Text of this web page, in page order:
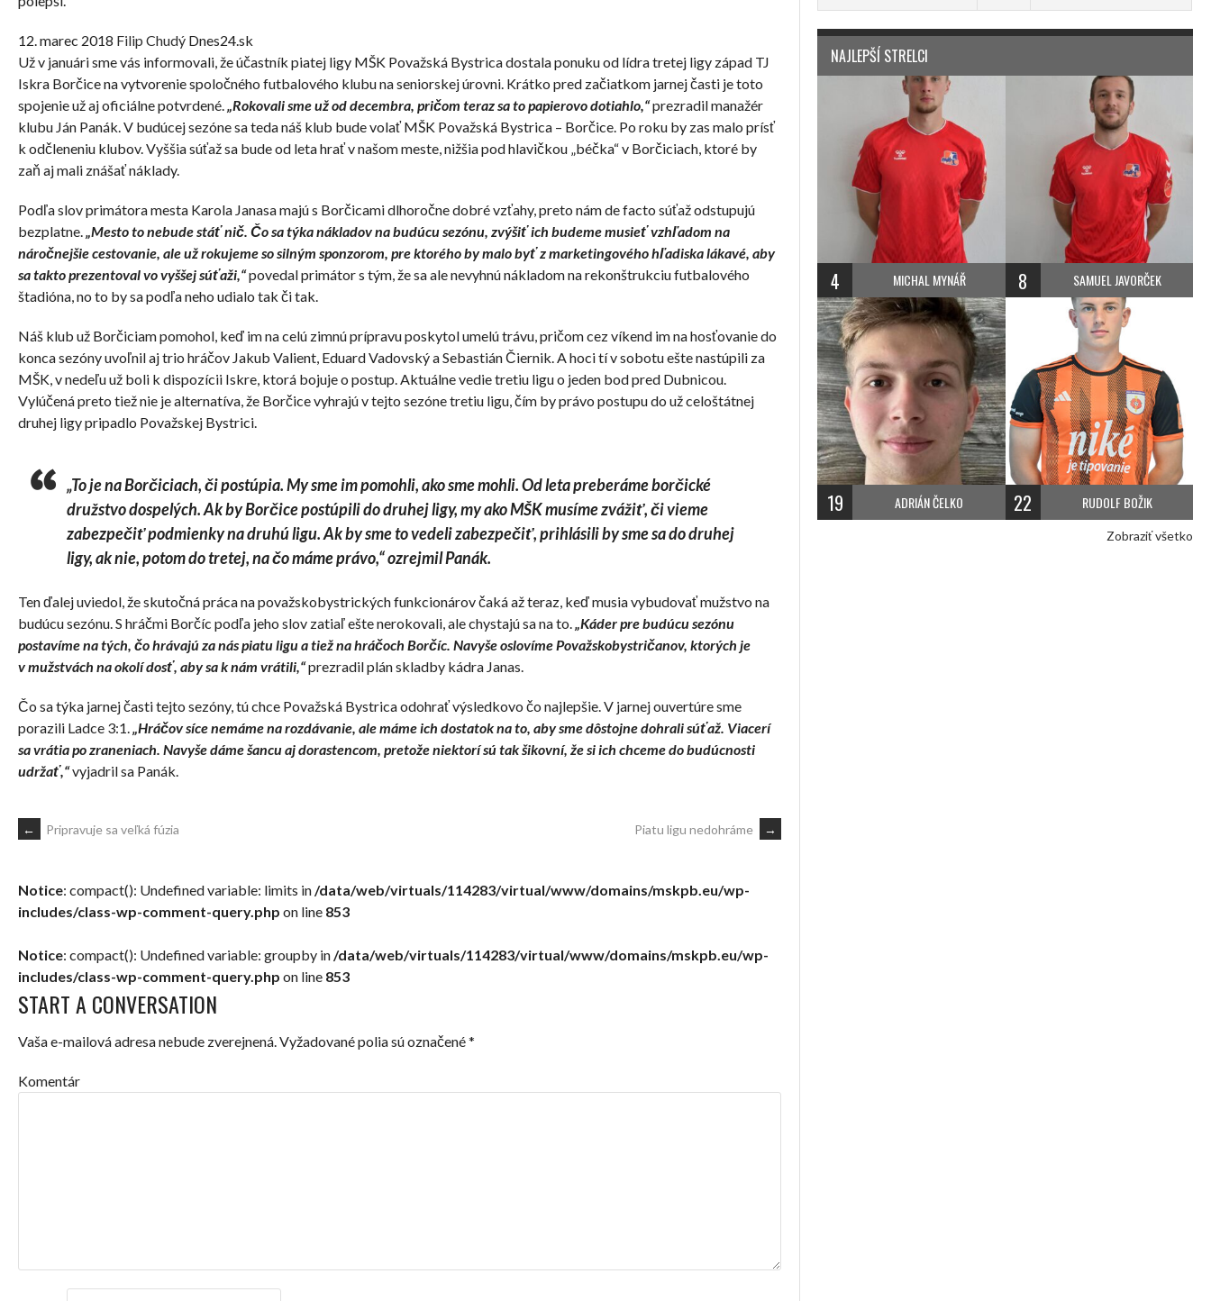
12. marec 2018 Filip Chudý Dnes24.sk
Už v januári sme vás informovali, že účastník piatej ligy MŠK Považská Bystrica dostala ponuku od lídra tretej ligy západ TJ
Iskra Borčice na vytvorenie spoločného futbalového klubu na seniorskej úrovni. Krátko pred začiatkom jarnej časti je toto
spojenie už aj oficiálne potvrdené.„Rokovali sme už od decembra, pričom teraz sa to papierovo dotiahlo,“prezradil manažér
klubu Ján Panák. V budúcej sezóne sa teda náš klub bude volať MŠK Považská Bystrica – Borčice. Po roku by zas malo prísť
k odčleneniu klubov. Vyššia súťaž sa bude od leta hrať v našom meste, nižšia pod hlavičkou „béčka“ v Borčiciach, ktoré by
zaň aj mali znášať náklady.
Podľa slov primátora mesta Karola Janasa majú s Borčicami dlhoročne dobré vzťahy, preto nám de facto súťaž odstupujú
bezplatne.„Mesto to nebude stáť nič. Čo sa týka nákladov na budúcu sezónu, zvýšiť ich budeme musieť vzhľadom na
náročnejšie cestovanie, ale už rokujeme so silným sponzorom, pre ktorého by malo byť z marketingového hľadiska lákavé, aby
sa takto prezentoval vo vyššej súťaži,“povedal primátor s tým, že sa ale nevyhnú nákladom na rekonštrukciu futbalového
štadióna, no to by sa podľa neho udialo tak či tak.
Náš klub už Borčiciam pomohol, keď im na celú zimnú prípravu poskytol umelú trávu, pričom cez víkend im na hosťovanie do
konca sezóny uvoľnil aj trio hráčov Jakub Valient, Eduard Vadovský a Sebastián Čiernik. A hoci tí v sobotu ešte nastúpili za
MŠK, v nedeľu už boli k dispozícii Iskre, ktorá bojuje o postup. Aktuálne vedie tretiu ligu o jeden bod pred Dubnicou.
Vylúčená preto tiež nie je alternatíva, že Borčice vyhrajú v tejto sezóne tretiu ligu, čím by právo postupu do už celoštátnej
druhej ligy pripadlo Považskej Bystrici.
„To je na Borčiciach, či postúpia. My sme im pomohli, ako sme mohli. Od leta preberáme borčické
družstvo dospelých. Ak by Borčice postúpili do druhej ligy, my ako MŠK musíme zvážiť, či vieme
zabezpečiť podmienky na druhú ligu. Ak by sme to vedeli zabezpečiť, prihlásili by sme sa do druhej
ligy, ak nie, potom do tretej, na čo máme právo,“ ozrejmil Panák.
Ten ďalej uviedol, že skutočná práca na považskobystrických funkcionárov čaká až teraz, keď musia vybudovať mužstvo na
budúcu sezónu. S hráčmi Borčíc podľa jeho slov zatiaľ ešte nerokovali, ale chystajú sa na to.
„Káder pre budúcu sezónu
postavíme na tých, čo hrávajú za nás piatu ligu a tiež na hráčoch Borčíc. Navyše oslovíme Považskobystri­čanov, ktorých je
v mužstvách na okolí dosť, aby sa k nám vrátili,“prezradil plán skladby kádra Janas.
Čo sa týka jarnej časti tejto sezóny, tú chce Považská Bystrica odohrať výsledkovo čo najlepšie. V jarnej ouvertúre sme
porazili Ladce 3:1.
„Hráčov síce nemáme na rozdávanie, ale máme ich dostatok na to, aby sme dôstojne dohrali súťaž. Viacerí
sa vrátia po zraneniach. Navyše dáme šancu aj dorastencom, pretože niektorí sú tak šikovní, že si ich chceme do budúcnosti
udržať,“vyjadril sa Panák.
POST
NAVIGATION
← Pripravuje sa veľká fúzia Piatu ligu nedohráme →
Notice: compact(): Undefined variable: limits in/data/web/virtuals/114283/virtual/www/domains/mskpb.eu/wp-
includes/class-wp-comment-query.php on line 853
Notice: compact(): Undefined variable: groupby in/data/web/virtuals/114283/virtual/www/domains/mskpb.eu/wp-
includes/class-wp-comment-query.php on line 853
START A CONVERSATION
Vaša e-mailová adresa nebude zverejnená.Vyžadované polia sú označené*
Komentár
NAJLEPŠÍ STRELCI
4 MICHAL MYNÁŘ 8 SAMUEL JAVORČEK
19 ADRIÁN ČELKO 22 RUDOLF BOŽIK
Zobraziť všetko